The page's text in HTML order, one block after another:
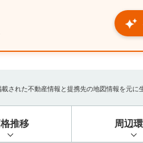
された不動産情報と提携先の地図情報を元
推移 周辺